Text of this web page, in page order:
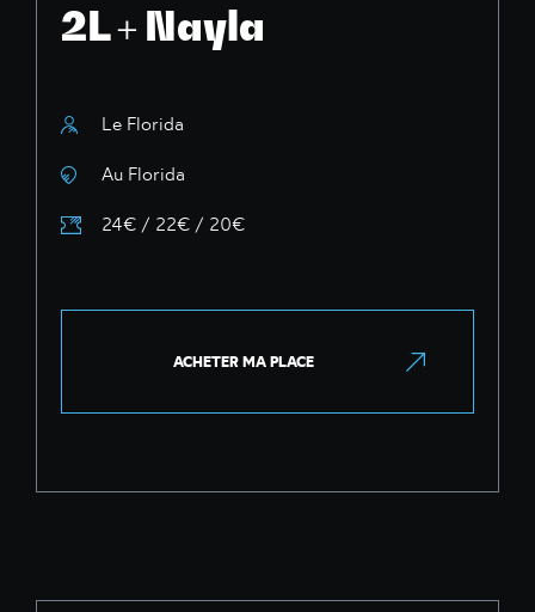
2L + Nayla
Le Florida
Au Florida
24€ / 22€ / 20€
ACHETER MA PLACE